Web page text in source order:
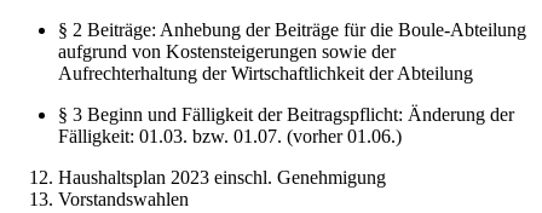
§ 2 Beiträge: Anhebung der Beiträge für die Boule-Abteilung
aufgrund von Kostensteigerungen sowie der
Aufrechterhaltung der Wirtschaftlichkeit der Abteilung
§ 3 Beginn und Fälligkeit der Beitragspflicht: Änderung der
Fälligkeit: 01.03. bzw. 01.07. (vorher 01.06.)
Haushaltsplan 2023 einschl. Genehmigung
Vorstandswahlen